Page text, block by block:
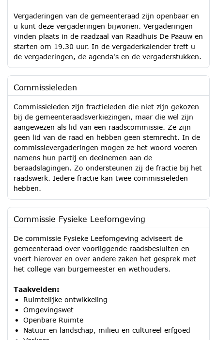
Vergaderingen van de gemeenteraad zijn openbaar en
u kunt deze vergaderingen bijwonen. Vergaderingen
vinden plaats in de raadzaal van Raadhuis De Paauw en
starten om 19.30 uur. In de vergaderkalender treft u
de vergaderingen, de agenda's en de vergaderstukken.
Commissieleden
Commissieleden zijn fractieleden die niet zijn gekozen
bij de gemeenteraadsverkiezingen, maar die wel zijn
aangewezen als lid van een raadscommissie. Ze zijn
geen lid van de raad en hebben geen stemrecht. In de
commissievergaderingen mogen ze het woord voeren
namens hun partij en deelnemen aan de
beraadslagingen. Zo ondersteunen zij de fractie bij het
raadswerk. Iedere fractie kan twee commissieleden
hebben.
Commissie Fysieke Leefomgeving
De commissie Fysieke Leefomgeving adviseert de
gemeenteraad over voorliggende raadsbesluiten en
voert hierover en over andere zaken het gesprek met
het college van burgemeester en wethouders.
Taakvelden:
Ruimtelijke ontwikkeling
Omgevingswet
Openbare Ruimte
Natuur en landschap, milieu en cultureel erfgoed